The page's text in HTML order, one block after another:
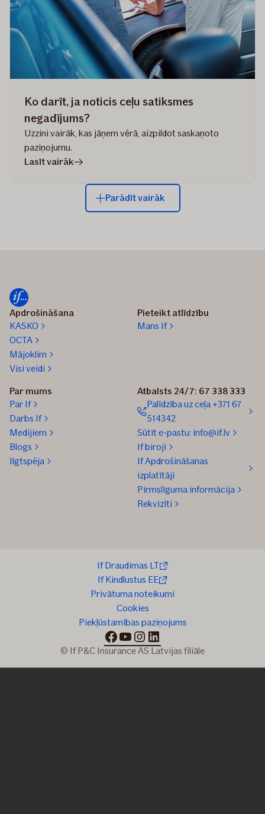
ar
auto
izdotos
Ko darīt, ja noticis ceļu satiksmes
negadījums?
Uzzini vairāk, kas jāņem vērā, aizpildot saskaņoto
paziņojumu.
Lasīt vairākrakstā
darīt,
Parādīt vairāk
Apdrošināšana
KASKO
OCTA
Mājoklim
Visi veidi
Pieteikt atlīdzību
Mans If
Par mums
Par If
Darbs If
Medijiem
Blogs
Ilgtspēja
Atbalsts 24/7: 67 338 333
Palīdzība uz ceļa +371 67
514342
Sūtīt e-pastu: info@if.lv
If biroji
If Apdrošināšanas
izplatītāji
Pirmslīguma informācija
Rekvizīti
If Draudimas LT
If Kindlustus EE
Privātuma noteikumi
Cookies
Piekļūstamības paziņojums
facebook
youtube
instagram
linkedin
© If P&C Insurance AS Latvijas filiāle